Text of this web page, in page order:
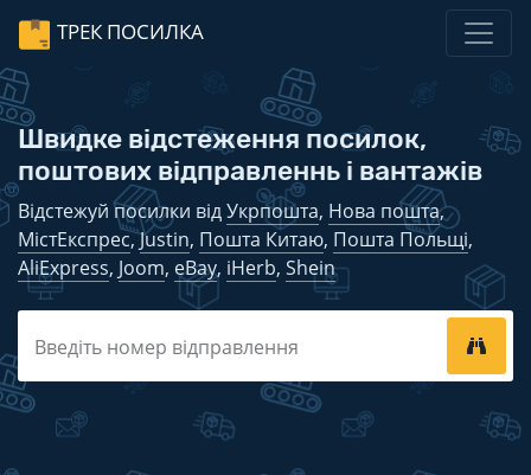
ТРЕК ПОСИЛКА
Швидке відстеження посилок,
поштових відправленнь і вантажів
Відстежуй посилки відУкрпошта, Нова пошта,
МістЕкспрес,Justin, Пошта Китаю, Пошта Польщі,
AliExpress, Joom, eBay, iHerb, Shein